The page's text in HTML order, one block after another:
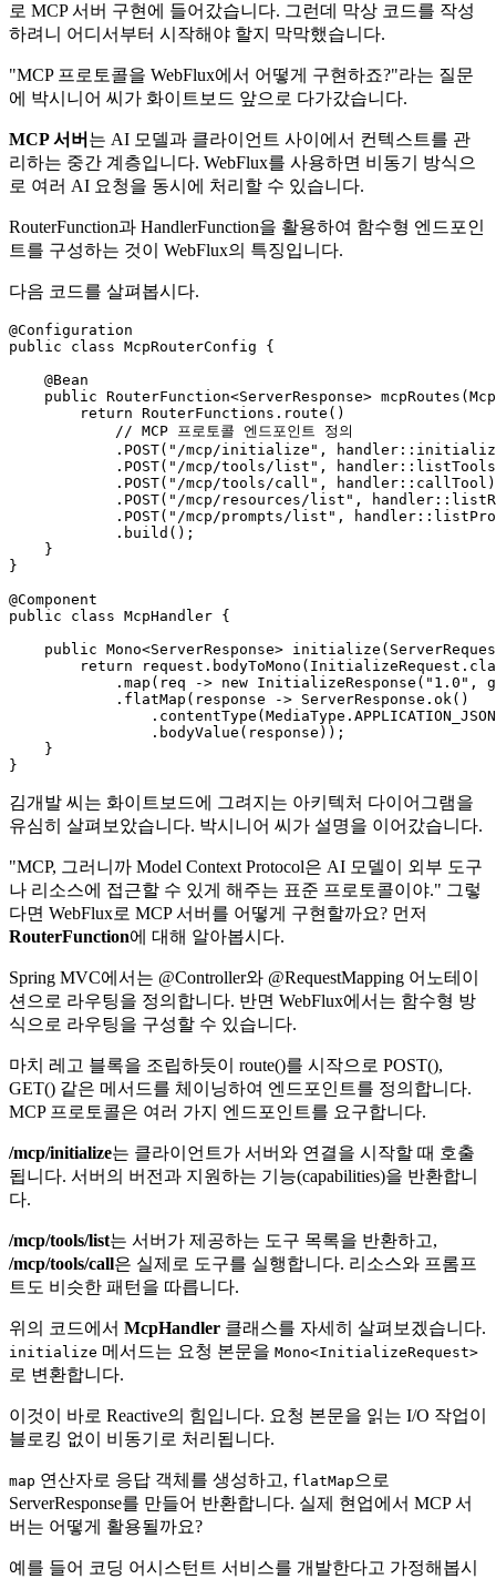
로 MCP 서버 구현에 들어갔습니다. 그런데 막상 코드를 작성
하려니 어디서부터 시작해야 할지 막막했습니다.
"MCP 프로토콜을 WebFlux에서 어떻게 구현하죠?"라는 질문
에 박시니어 씨가 화이트보드 앞으로 다가갔습니다.
MCP 서버 는 AI 모델과 클라이언트 사이에서 컨텍스트를 관
리하는 중간 계층입니다. WebFlux를 사용하면 비동기 방식으
로 여러 AI 요청을 동시에 처리할 수 있습니다.
RouterFunction과 HandlerFunction을 활용하여 함수형 엔드포인
트를 구성하는 것이 WebFlux의 특징입니다.
다음 코드를 살펴봅시다.
@Configuration
public
class McpRouterConfig {
@Bean
public RouterFunction<ServerResponse> mcpRoutes
return RouterFunctions.route()
// MCP 프로토콜 엔드포인트 정의
            .POST(
"/mcp/initialize" ,
            .POST(
"/mcp/tools/list" ,
            .POST(
"/mcp/tools/call" , handler::callTool)
            .POST(
"/mcp/resources/list" ,
            .POST(
"/mcp/prompts/list" ,
            .build();
    }
}
@Component
public
class McpHandler {
public Mono<ServerResponse> initialize
return
            .map(req ->
new InitializeResponse ( "1.0" ,
            .flatMap(response -> ServerResponse.ok()
                .bodyValue(response));
    }
김개발 씨는 화이트보드에 그려지는 아키텍처 다이어그램을
유심히 살펴보았습니다. 박시니어 씨가 설명을 이어갔습니다.
"MCP, 그러니까 Model Context Protocol은 AI 모델이 외부 도구
나 리소스에 접근할 수 있게 해주는 표준 프로토콜이야." 그렇
다면 WebFlux로 MCP 서버를 어떻게 구현할까요? 먼저
RouterFunction에 대해 알아봅시다.
Spring MVC에서는 @Controller와 @RequestMapping 어노테이
션으로 라우팅을 정의합니다. 반면 WebFlux에서는 함수형 방
식으로 라우팅을 구성할 수 있습니다.
마치 레고 블록을 조립하듯이 route()를 시작으로 POST(),
GET() 같은 메서드를 체이닝하여 엔드포인트를 정의합니다.
MCP 프로토콜은 여러 가지 엔드포인트를 요구합니다.
/mcp/initialize는 클라이언트가 서버와 연결을 시작할 때 호출
됩니다. 서버의 버전과 지원하는 기능(capabilities)을 반환합니
다.
/mcp/tools/list는 서버가 제공하는 도구 목록을 반환하고,
/mcp/tools/call은 실제로 도구를 실행합니다. 리소스와 프롬프
트도 비슷한 패턴을 따릅니다.
위의 코드에서 McpHandler 클래스를 자세히 살펴보겠습니다.
initialize 메서드는 요청 본문을 Mono<InitializeRequest>
로 변환합니다.
이것이 바로 Reactive의 힘입니다. 요청 본문을 읽는 I/O 작업이
블로킹 없이 비동기로 처리됩니다.
map 연산자로 응답 객체를 생성하고, flatMap 으로
ServerResponse를 만들어 반환합니다. 실제 현업에서 MCP 서
버는 어떻게 활용될까요?
예를 들어 코딩 어시스턴트 서비스를 개발한다고 가정해봅시